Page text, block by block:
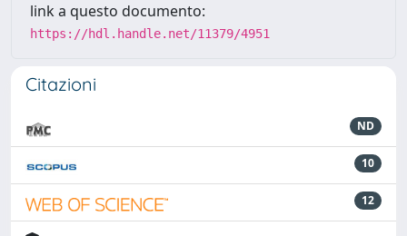
link a questo documento:
https://hdl.handle.net/11379/4951
Citazioni
ND
10
12